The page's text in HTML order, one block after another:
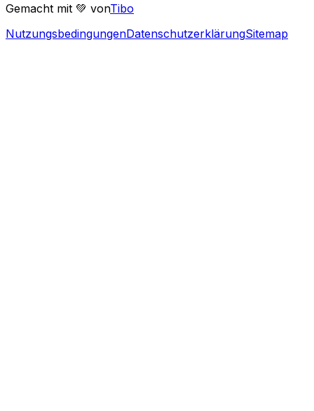
Gemacht mit 💚 vonTibo
NutzungsbedingungenDatenschutzerklärungSitemap